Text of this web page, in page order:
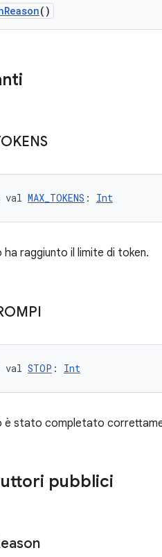
()
val MAX_TOKENS : Int
ha raggiunto il limite di token.
val STOP : Int
è stato completato
pubblici